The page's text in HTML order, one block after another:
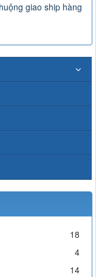
giao ship hàng
18
4
14